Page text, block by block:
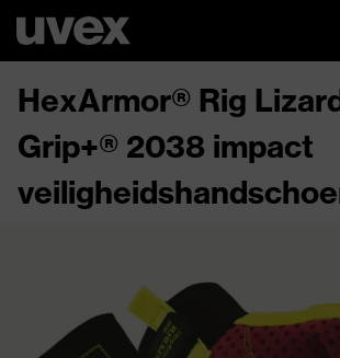
HexArmor® Rig
Grip+® 2038 impact